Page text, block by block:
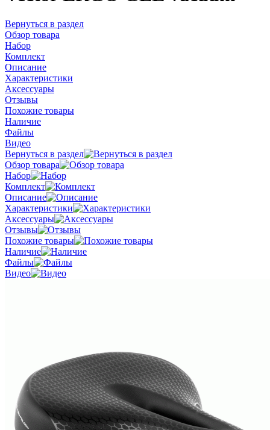
Вернуться в раздел
Обзор товара
Набор
Комплект
Описание
Характеристики
Аксессуары
Отзывы
Похожие товары
Наличие
Файлы
Видео
Вернуться в раздел
Обзор товара
Набор
Комплект
Описание
Характеристики
Аксессуары
Отзывы
Похожие товары
Наличие
Файлы
Видео